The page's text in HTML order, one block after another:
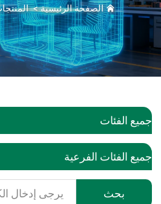
الصفحة الرئيسية>
جميع الفئات
جميع الفئات الفرعية
بحث